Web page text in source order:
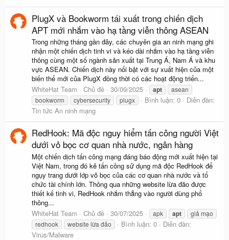
PlugX và Bookworm tái xuất trong chiến dịch
APT mới nhắm vào hạ tầng viễn thông ASEAN
Trong những tháng gần đây, các chuyên gia an ninh mạng ghi
nhận một chiến dịch tinh vi và kéo dài nhắm vào hạ tầng viễn
thông cùng một số ngành sản xuất tại Trung Á, Nam Á và khu
vực ASEAN. Chiến dịch này nổi bật với sự xuất hiện của một
biến thể mới của PlugX đồng thời có các hoạt động triển...
WhiteHat Team
Chủ đề 30/09/2025 apt
asean
bookworm
cybersecurity plugx Bình luận: 0
Diễn đàn:
Tin tức An ninh mạng
RedHook: Mã độc nguy hiểm tấn công người Việt
dưới vỏ bọc cơ quan nhà nước, ngân hàng
Một chiến dịch tấn công mạng đáng báo động mới xuất hiện tại
Việt Nam, trong đó kẻ tấn công sử dụng mã độc RedHook để
ngụy trang dưới lớp vỏ bọc của các cơ quan nhà nước và tổ
chức tài chính lớn. Thông qua những website lừa đảo được
thiết kế tinh vi, RedHook nhắm thẳng vào người dùng phổ
thông...
WhiteHat Team
Chủ đề 30/07/2025 apk apt
giả mạo
redhook
website lừa đảo Bình luận: 0
Diễn đàn:
Virus/Malware